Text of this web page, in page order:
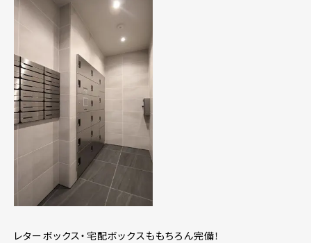
レターボックス・宅配ボックスももちろん完備！